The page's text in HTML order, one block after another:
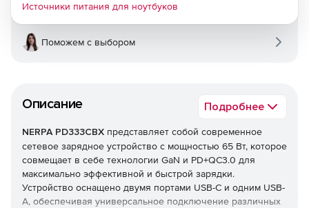
Описание Подробнее
NERPA PD333CBX представляет собой современное
сетевое зарядное устройство с мощностью 65 Вт, которое
совмещает в себе технологии GaN и PD+QC3.0 для
максимально эффективной и быстрой зарядки.
Устройство оснащено двумя портами USB-C и одним USB-
A, обеспечивая универсальное подключение различных
Источники питания для ноутбуков
Поможем с выбором